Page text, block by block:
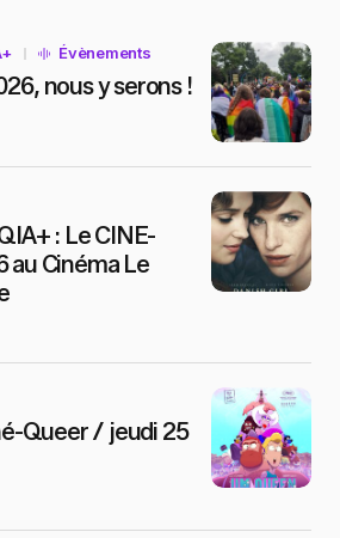
Évènements
nous y serons !
: Le CINE-
au Cinéma Le
Queer / jeudi 25